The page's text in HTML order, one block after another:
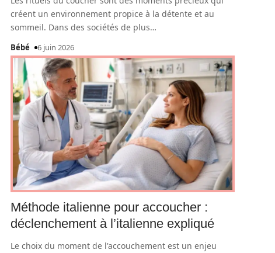
créent un environnement propice à la détente et au
sommeil. Dans des sociétés de plus…
Bébé 6 juin 2026
Méthode italienne pour accoucher :
déclenchement à l’italienne expliqué
Le choix du moment de l'accouchement est un enjeu